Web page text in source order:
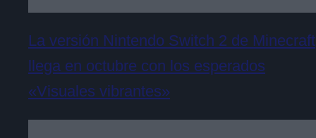
La versión Nintendo Switch 2 de Minecraft
llega en octubre con los esperados
«Visuales vibrantes»